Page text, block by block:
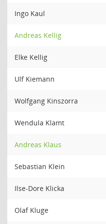
Ingo Kaul
Andreas Kellig
Elke Kellig
Ulf Kiemann
Wolfgang Kinszorra
Wendula Klamt
Andreas Klaus
Sebastian Klein
Ilse-Dore Klicka
Olaf Kluge